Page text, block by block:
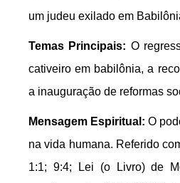
um judeu exilado em
Temas Principais: O
cativeiro em babilônia, a
a inauguração de reformas
Mensagem Espiritual: O
na vida humana. Referido
1:1; 9:4; Lei (o Livro) de